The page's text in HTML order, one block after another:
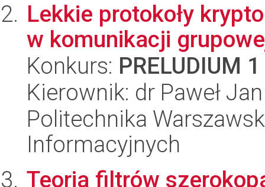
Lekkie protokoły
w komunikacji
Konkurs: PRELUDIUM 1
Kierownik: dr Paweł
Politechnika
Informacyjnych
Teoria filtrów